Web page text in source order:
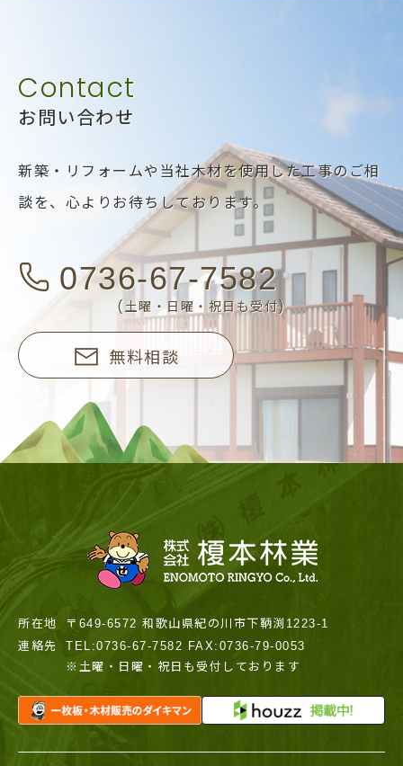
お問い合わせ
新築・リフォームや当社木材を使用した工事のご相
談を、 心よりお待ちしております。
0736-67-7582
(土曜・日曜・祝日も受付)
無料相談
所在地
〒649-6572 和歌山県紀の川市下鞆渕1223-1
連絡先
TEL:0736-67-7582 FAX:0736-79-0053
※土曜・日曜・祝日も受付しております